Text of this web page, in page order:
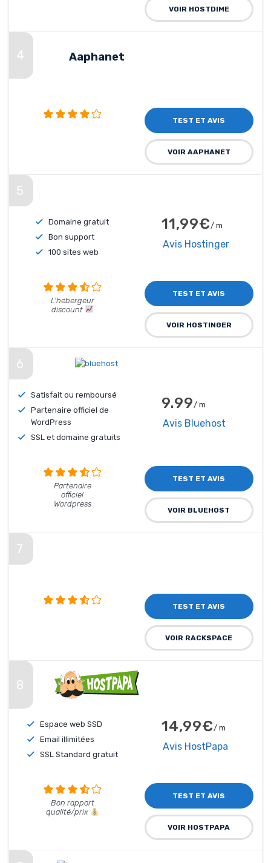
VOIR HOSTDIME
4 Aaphanet
TEST ET AVIS
VOIR AAPHANET
5
Domaine gratuit
Bon support
100 sites web
11,99€ / m
Avis Hostinger
L'hébergeur
discount
TEST ET AVIS
VOIR HOSTINGER
6
Satisfait ou remboursé
Partenaire officiel de
WordPress
SSL et domaine gratuits
9.99/ m
Avis Bluehost
Partenaire
officiel
Wordpress
TEST ET AVIS
VOIR BLUEHOST
7
TEST ET AVIS
VOIR RACKSPACE
8
Espace web SSD
Email illimitées
SSL Standard gratuit
14,99€/ m
Avis HostPapa
Bon rapport
qualité/prix
TEST ET AVIS
VOIR HOSTPAPA